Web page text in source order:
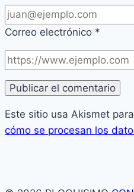
Correo electrónico *
Este sitio usa Akismet
cómo se procesan los